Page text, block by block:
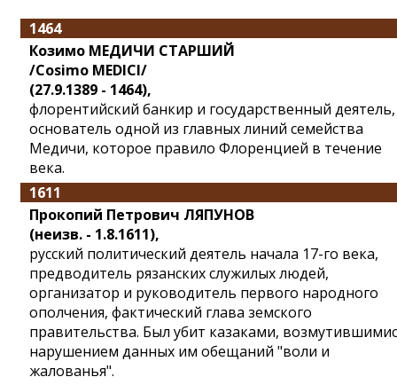
1464
Козимо МЕДИЧИ СТАРШИЙ
/Cosimo MEDICI/
(27.9.1389 - 1464),
флорентийский банкир и государственный деятель,
основатель одной из главных линий семейства
Медичи, которое правило Флоренцией в течение
века.
1611
Прокопий Петрович ЛЯПУНОВ
(неизв. - 1.8.1611),
русский политический деятель начала 17-го века,
предводитель рязанских служилых людей,
организатор и руководитель первого народного
ополчения, фактический глава земского
правительства. Был убит казаками,
нарушением данных им обещаний "воли и
жалованья".